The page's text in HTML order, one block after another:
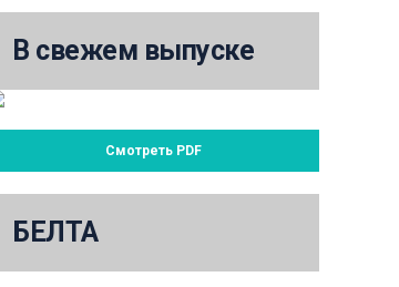
В свежем выпуске
Смотреть PDF
БЕЛТА